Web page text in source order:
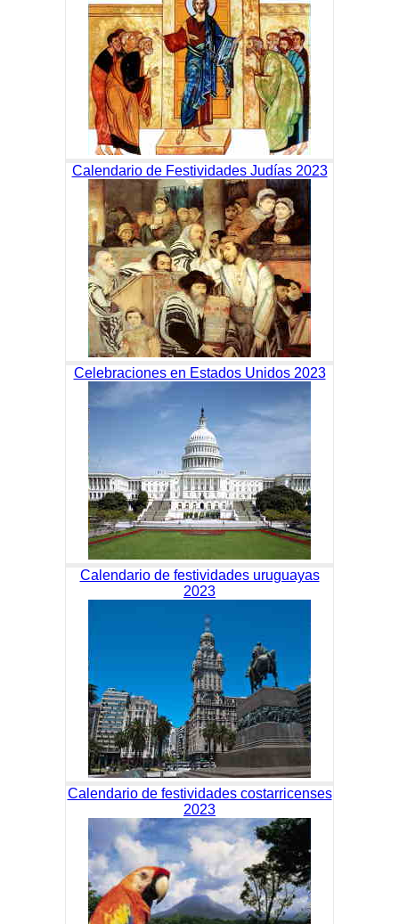
Calendario de Festividades Judías 2023
Celebraciones en Estados Unidos 2023
Calendario de festividades uruguayas
2023
Calendario de festividades costarricenses
2023